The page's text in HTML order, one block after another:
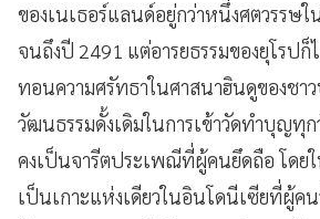
ของเนเธอร์แลนด์อยู่กว่าหนึ่งศตวรรษใ
จนถึงปี 2491 แต่อารยธรรมของยุโรป
ทอนความศรัทธาในศาสนาฮินดูของชา
วัฒนธรรมดั้งเดิมในการเข้าวัดทำบุญทุก
คงเป็นจารีตประเพณีที่ผู้คนยึดถือ โดย
เป็นเกาะแห่งเดียวในอินโดนีเซียที่ผู้ค